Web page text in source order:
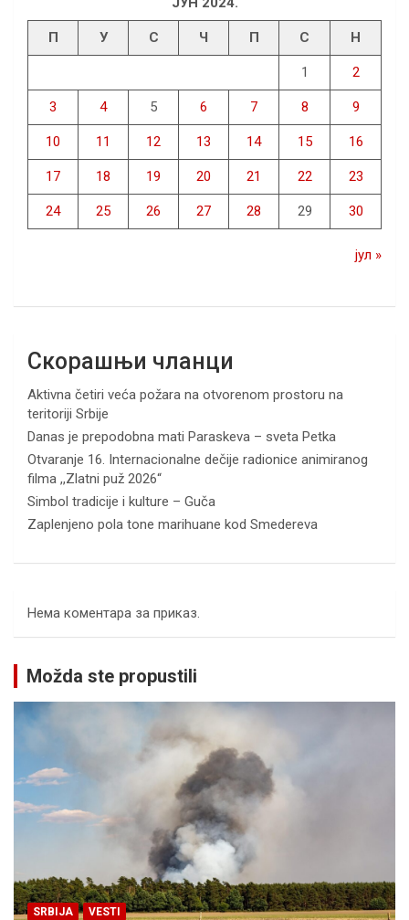
П У С Ч П С Н
1 2
3 4 5 6 7 8 9
10 11 12 13 14 15 16
17 18 19 20 21 22 23
24 25 26 27 28 29 30
јул »
Скорашњи чланци
Aktivna četiri veća požara na otvorenom prostoru na
teritoriji Srbije
Danas je prepodobna mati Paraskeva – sveta Petka
Otvaranje 16. Internacionalne dečije radionice animiranog
filma ,,Zlatni puž 2026“
Simbol tradicije i kulture – Guča
Zaplenjeno pola tone marihuane kod Smedereva
Нема коментара за приказ.
Možda ste propustili
SRBIJA VESTI